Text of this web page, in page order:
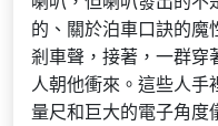
的、關於泊車口訣的魔
剎車聲，接著，一群穿
人朝他衝來。這些人手
量尺和巨大的電子角度